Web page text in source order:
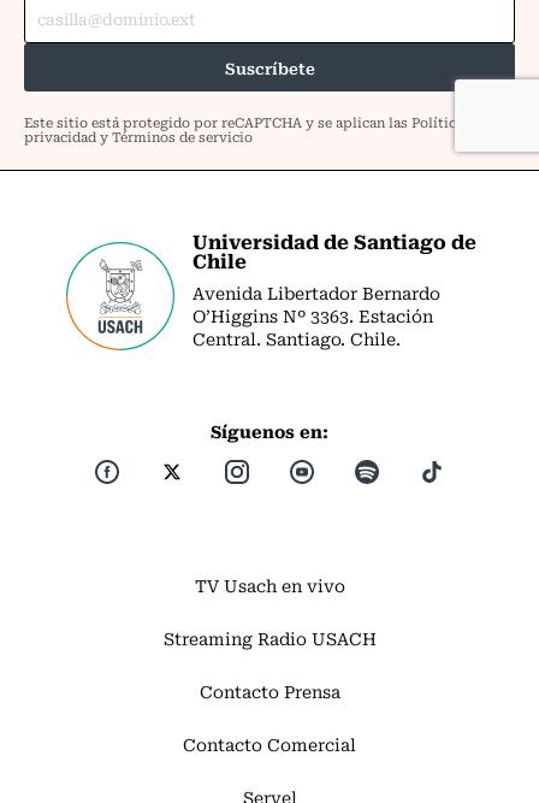
Universidad de Santiago de
Chile
Avenida Libertador Bernardo
O’Higgins Nº 3363. Estación
Central. Santiago. Chile.
Síguenos en:
TV Usach en vivo
Streaming Radio USACH
Contacto Prensa
Contacto Comercial
Servel